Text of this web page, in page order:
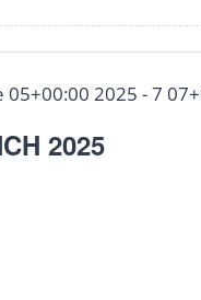
2025
05+00:00 2025 -7